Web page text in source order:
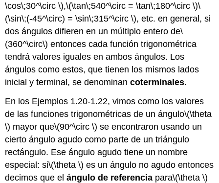
\cos\;30^\circ \),\(\tan\;540^\circ = \tan\;180^\circ \)\
(\sin\;(-45^\circ) = \sin\;315^\circ \), etc. en general, si
dos ángulos difieren en un múltiplo entero de\
(360^\circ\) entonces cada función trigonométrica
tendrá valores iguales en ambos ángulos. Los
ángulos como estos, que tienen los mismos lados
inicial y terminal, se denominancoterminales.
En los Ejemplos 1.20-1.22, vimos como los valores
de las funciones trigonométricas de un ángulo\(\theta
\) mayor que\(90^\circ \) se encontraron usando un
cierto ángulo agudo como parte de un triángulo
rectángulo. Ese ángulo agudo tiene un nombre
especial: si\(\theta \) es un ángulo no agudo entonces
decimos que elángulo de referencia para\(\theta \)